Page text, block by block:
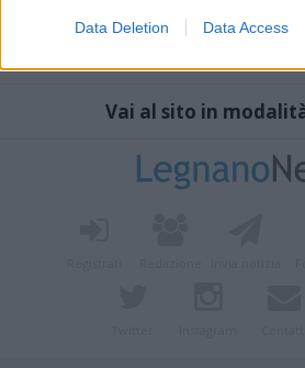
Data Deletion Data Access
Vai al sito in